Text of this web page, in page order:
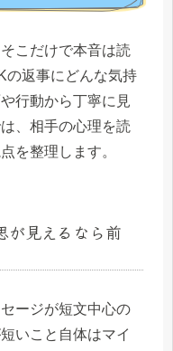
こだけで本音は読
の返事にどんな気持
行動から丁寧に見
、相手の心理を読
を整理します。
が見えるなら前
ージが短文中心の
いこと自体はマイ